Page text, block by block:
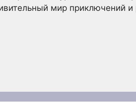
мир приключений